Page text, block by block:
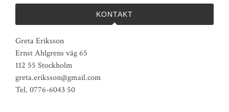
KONTAKT
Greta Eriksson
Ernst Ahlgrens väg 65
112 55 Stockholm
greta.eriksson@gmail.com
Tel. 0776-6043 50